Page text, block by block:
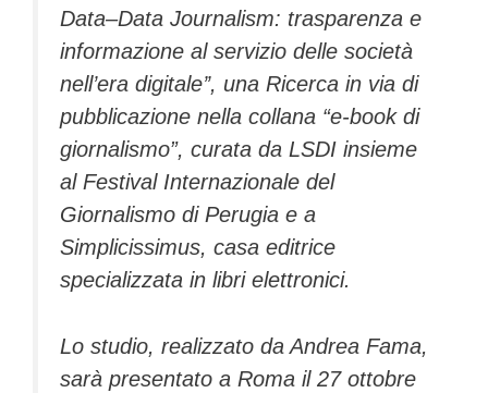
Data–Data Journalism: trasparenza e
informazione al servizio delle società
nell’era digitale’’, una Ricerca in via di
pubblicazione nella collana “e-book di
giornalismo”, curata da LSDI insieme
al Festival Internazionale del
Giornalismo di Perugia e a
Simplicissimus, casa editrice
specializzata in libri elettronici.
Lo studio, realizzato da Andrea Fama,
sarà presentato a Roma il 27 ottobre